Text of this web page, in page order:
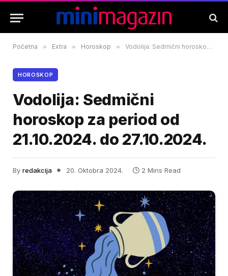
Početna » Extra » Horoskop » Vodolija: Sedmični horoskop za period od 21.10.2024. do 27.10.2024.
HOROSKOP
Vodolija: Sedmični
horoskop za period od
21.10.2024. do 27.10.2024.
By redakcija 20. Oktobra 2024. 2 Mins Read